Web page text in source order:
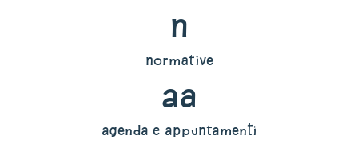
n
normative
aa
agenda e appuntamenti